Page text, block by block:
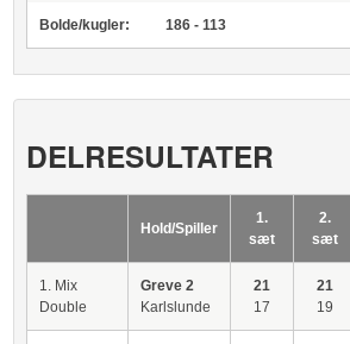
Bolde/kugler: 186 - 113
DELRESULTATER
Hold/Spiller
1.
sæt
2.
sæt
1. Mix
Double
Greve 2
Karlslunde
21
17
21
19